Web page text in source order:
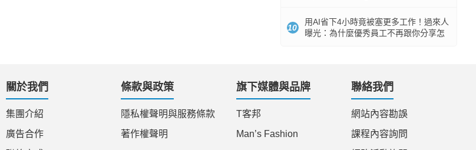
10
用AI省下4小時竟被塞更多工作！過來人
曝光：為什麼優秀員工不再跟你分享怎
關於我們
集團介紹
廣告合作
條款與政策
隱私權聲明與服務條款
著作權聲明
旗下媒體與品牌
T客邦
Man’s Fashion
聯絡我們
網站內容勘誤
課程內容詢問